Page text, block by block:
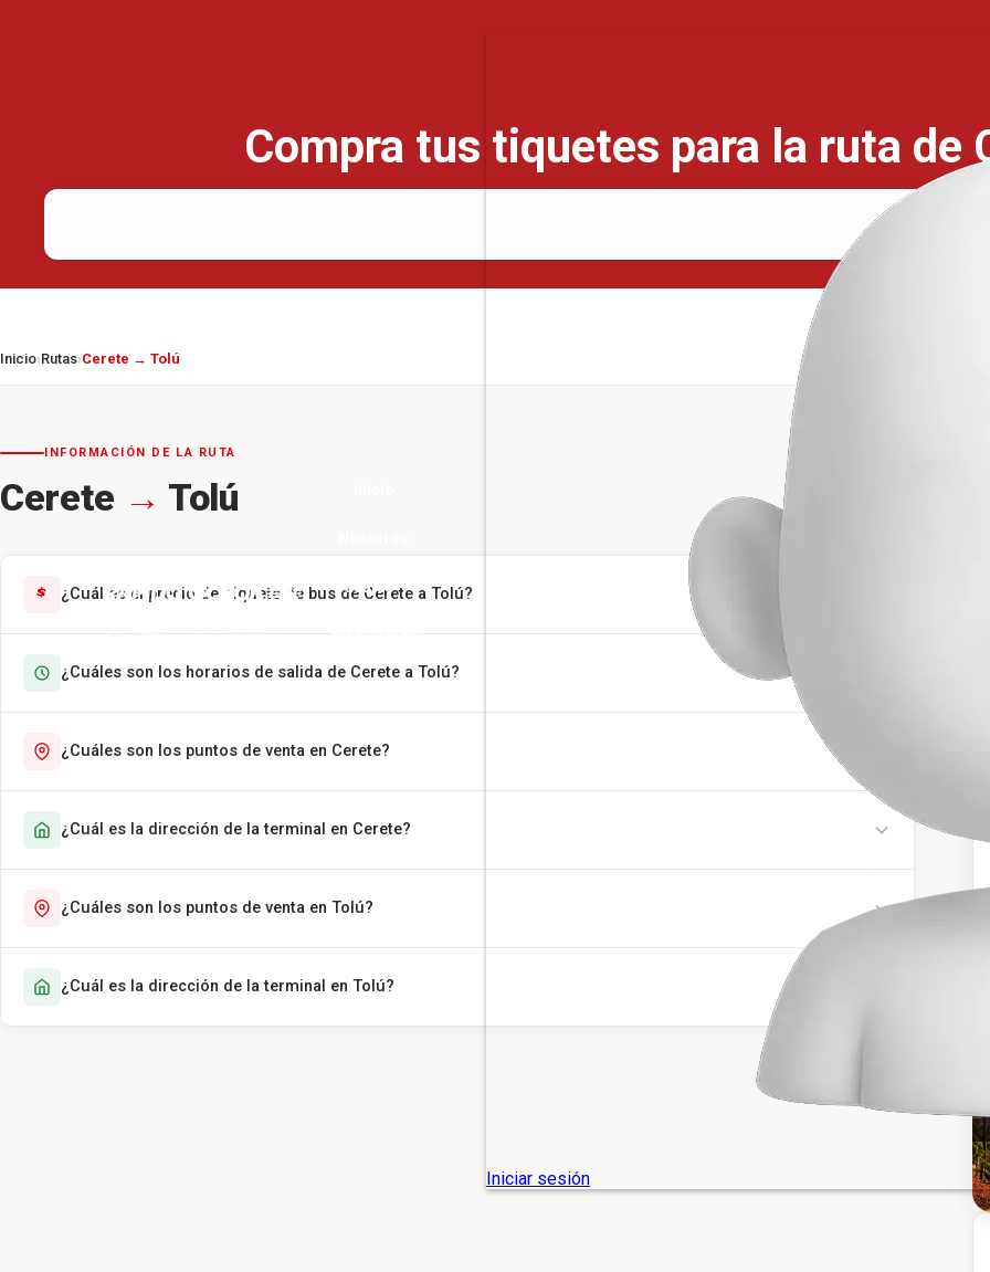
Pasajes
Compra tus tiquetes para la ruta de
Inicio›Rutas›Cerete → Tolú
INFORMACIÓN DE LA RUTA
Cerete → Tolú
¿Cuál es el precio del tiquete de bus de Cerete a Tolú?
¿Cuáles son los horarios de salida de Cerete a Tolú?
¿Cuáles son los puntos de venta en Cerete?
¿Cuál es la dirección de la terminal en Cerete?
¿Cuáles son los puntos de venta en Tolú?
¿Cuál es la dirección de la terminal en Tolú?